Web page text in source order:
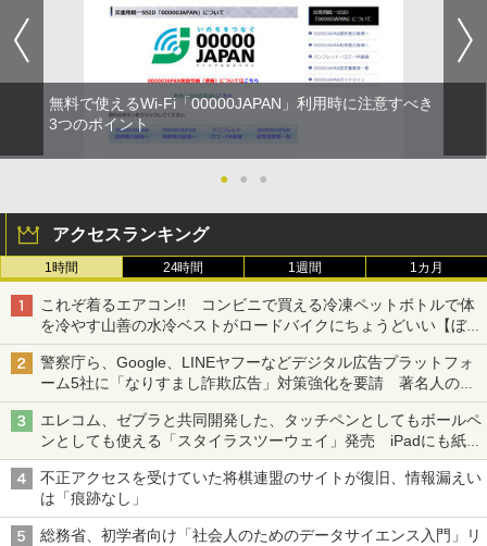
無料で使えるWi-Fi「00000JAPAN」利用時に注意すべき
3つのポイント
● ● ●
アクセスランキング
1時間 24時間 1週間 1カ月
これぞ着るエアコン!! コンビニで買える冷凍ペットボトルで体
を冷やす山善の水冷ベストがロードバイクにちょうどいい【ぼっ
ち・ざ・ろーど！その14】【空いた時間でなにしてる？】
警察庁ら、Google、LINEヤフーなどデジタル広告プラットフォ
ーム5社に「なりすまし詐欺広告」対策強化を要請 著名人の写
真や映像を使った投資詐欺などへの対策として
エレコム、ゼブラと共同開発した、タッチペンとしてもボールペ
ンとしても使える「スタイラスツーウェイ」発売 iPadにも紙に
も、持ち替えずに書き込める
不正アクセスを受けていた将棋連盟のサイトが復旧、情報漏えい
は「痕跡なし」
総務省、初学者向け「社会人のためのデータサイエンス入門」リ